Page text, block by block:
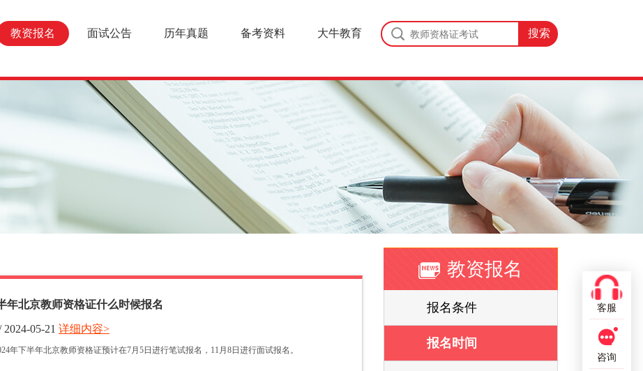
教资报名 面试公告 历年真题 备考资料 大牛教育
年北京教师资格证什么时候报名
05-21
年下半年北京教师资格证预计在7月5日进行笔试报名，11月8日进行面试报名。
详细内容>
教资报名
报名条件
报名时间
报名时间
客服
咨询